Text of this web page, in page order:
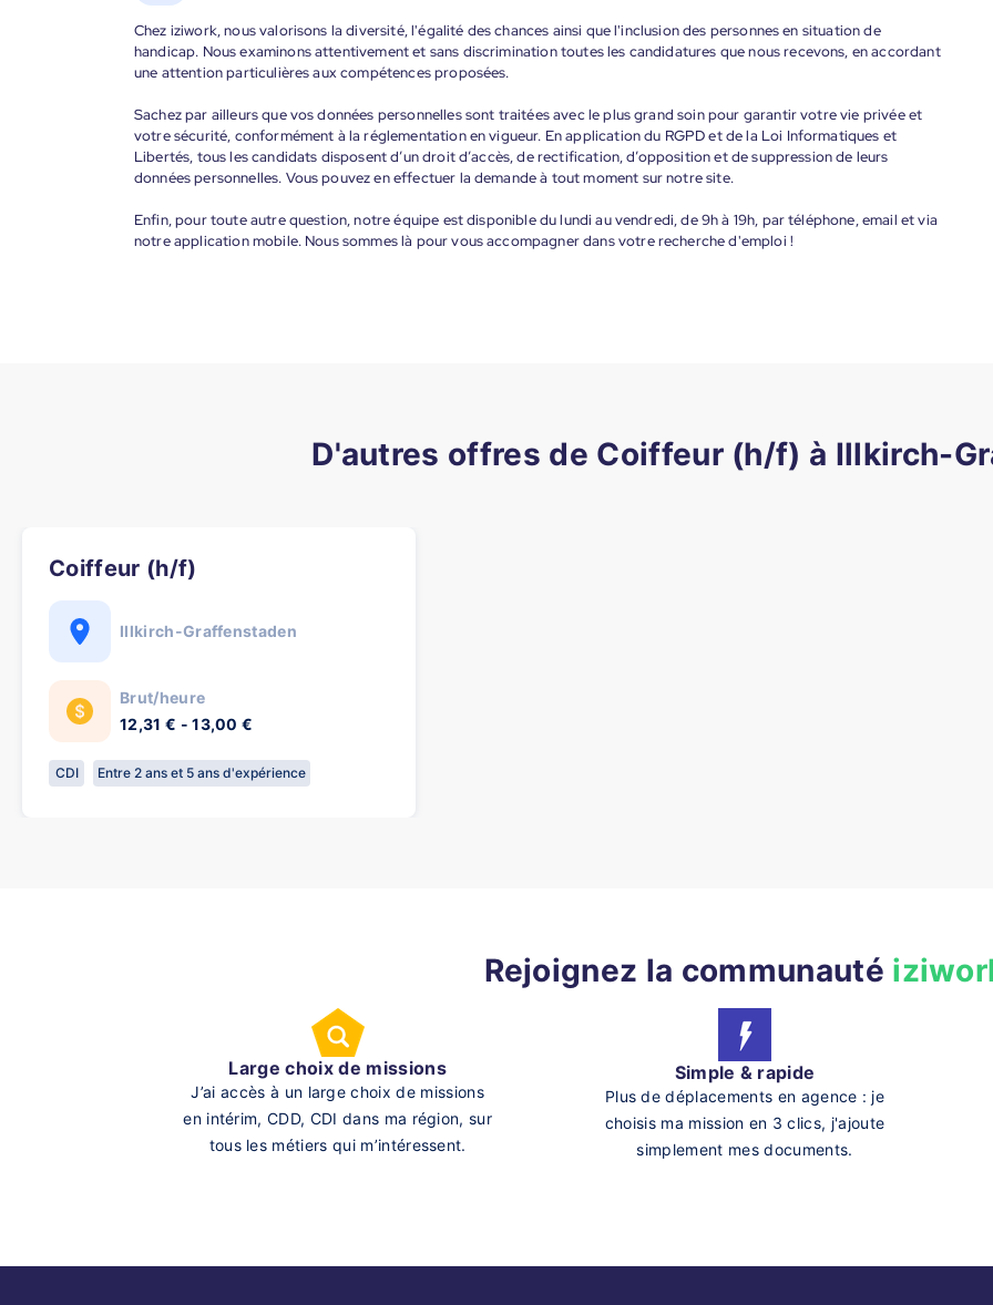
Chez iziwork, nous valorisons la diversité, l'égalité des chances ainsi que l'inclusion des personnes en situation de
handicap. Nous examinons attentivement et sans discrimination toutes les candidatures que nous recevons, en accordant
une attention particulières aux compétences proposées.
Sachez par ailleurs que vos données personnelles sont traitées avec le plus grand soin pour garantir votre vie privée et
votre sécurité, conformément à la réglementation en vigueur. En application du RGPD et de la Loi Informatiques et
Libertés, tous les candidats disposent d’un droit d’accès, de rectification, d’opposition et de suppression de leurs
données personnelles. Vous pouvez en effectuer la demande à tout moment sur notre site.
Enfin, pour toute autre question, notre équipe est disponible du lundi au vendredi, de 9h à 19h, par téléphone, email et via
notre application mobile. Nous sommes là pour vous accompagner dans votre recherche d'emploi !
D'autres offres de Coiffeur (h/f) à Illkirch-
Coiffeur (h/f)
Illkirch-Graffenstaden
Brut/heure
12,31 € - 13,00 €
CDI Entre 2 ans et 5 ans d'expérience
Rejoignez la communauté
Large choix de missions
J’ai accès à un large choix de missions
en intérim, CDD, CDI dans ma région, sur
tous les métiers qui m’intéressent.
Simple & rapide
Plus de déplacements en agence : je
choisis ma mission en 3 clics, j'ajoute
simplement mes documents.